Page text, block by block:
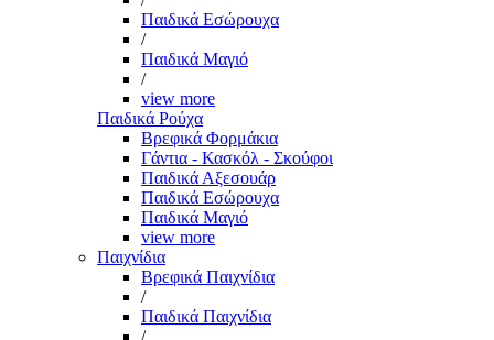
Παιδικά Εσώρουχα
/
Παιδικά Μαγιό
/
view more
Παιδικά Ρούχα
Βρεφικά Φορμάκια
Γάντια - Κασκόλ - Σκούφοι
Παιδικά Αξεσουάρ
Παιδικά Εσώρουχα
Παιδικά Μαγιό
view more
Παιχνίδια
Βρεφικά Παιχνίδια
/
Παιδικά Παιχνίδια
/